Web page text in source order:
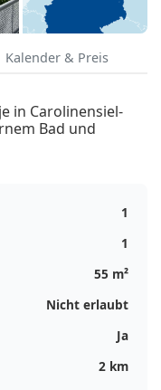
Kalender & Preis
in Carolinensiel-
Bad und
1
1
55 m²
Nicht erlaubt
Ja
2 km